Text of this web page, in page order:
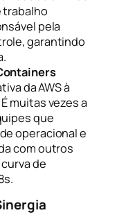
trabalho
pela
, garantindo
da AWS à
muitas vezes a
que
operacional e
com outros
de